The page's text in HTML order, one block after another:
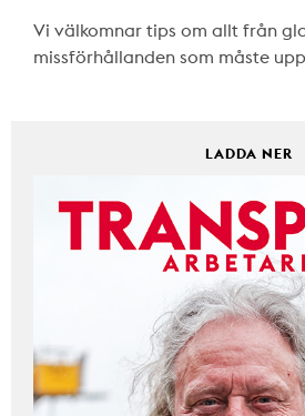
Vi välkomnar tips om allt från
missförhållanden som måste
LADDA NER